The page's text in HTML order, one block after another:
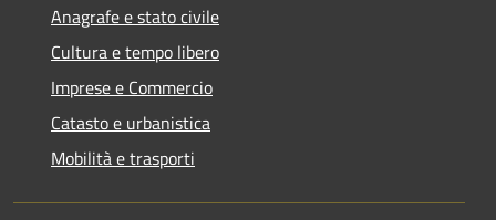
Anagrafe e stato civile
Cultura e tempo libero
Imprese e Commercio
Catasto e urbanistica
Mobilità e trasporti